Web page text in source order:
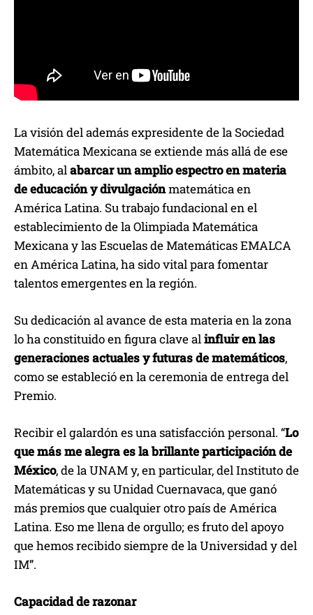
La visión del además expresidente de la Sociedad
Matemática Mexicana se extiende más allá de ese
ámbito, alabarcar un amplio espectro en materia
de educación y divulgaciónmatemática en
América Latina. Su trabajo fundacional en el
establecimiento de la Olimpiada Matemática
Mexicana y las Escuelas de Matemáticas EMALCA
en América Latina, ha sido vital para fomentar
talentos emergentes en la región.
Su dedicación al avance de esta materia en la zona
lo ha constituido en figura clave alinfluir en las
generaciones actuales y futuras de matemáticos,
como se estableció en la ceremonia de entrega del
Premio.
Recibir el galardón es una satisfacción personal. “Lo
que más me alegra es la brillante participación de
México, de la UNAM y, en particular, del Instituto de
Matemáticas y su Unidad Cuernavaca, que ganó
más premios que cualquier otro país de América
Latina. Eso me llena de orgullo; es fruto del apoyo
que hemos recibido siempre de la Universidad y del
IM”.
Capacidad de razonar